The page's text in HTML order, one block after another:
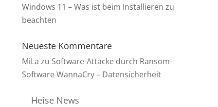
Windows 11 – Was ist beim Installieren zu
beachten
Neueste Kommentare
MiLa zu Software-Attacke durch Ransom-
Software WannaCry – Datensicherheit
Heise News